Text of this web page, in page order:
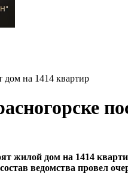
дом на 1414 квартир
жилой дом на 1414
ведомства провел